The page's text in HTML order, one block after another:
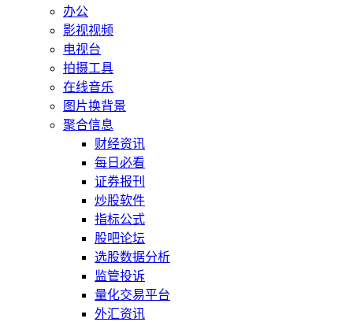
办公
影视视频
电视台
拍摄工具
在线音乐
图片换背景
聚合信息
财经资讯
每日必看
证券报刊
炒股软件
指标公式
股吧论坛
选股数据分析
监管投诉
量化交易平台
外汇资讯